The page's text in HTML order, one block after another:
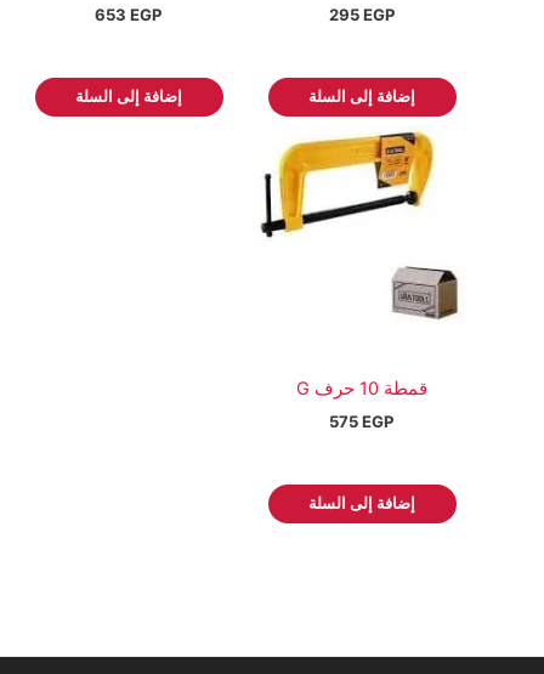
295EGP
إضافة إلى السلة
653EGP
إضافة إلى السلة
قمطة 10 حرف G
575EGP
إضافة إلى السلة